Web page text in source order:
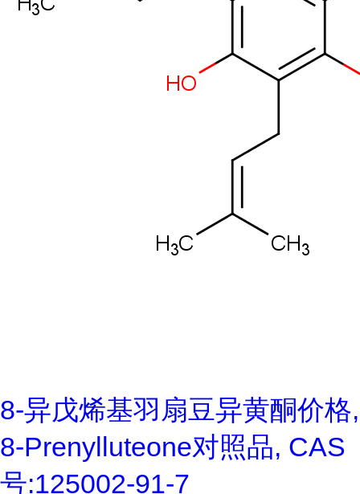
8-异戊烯基羽扇豆异黄酮价格,
8-Prenylluteone对照品, CAS
号:125002-91-7